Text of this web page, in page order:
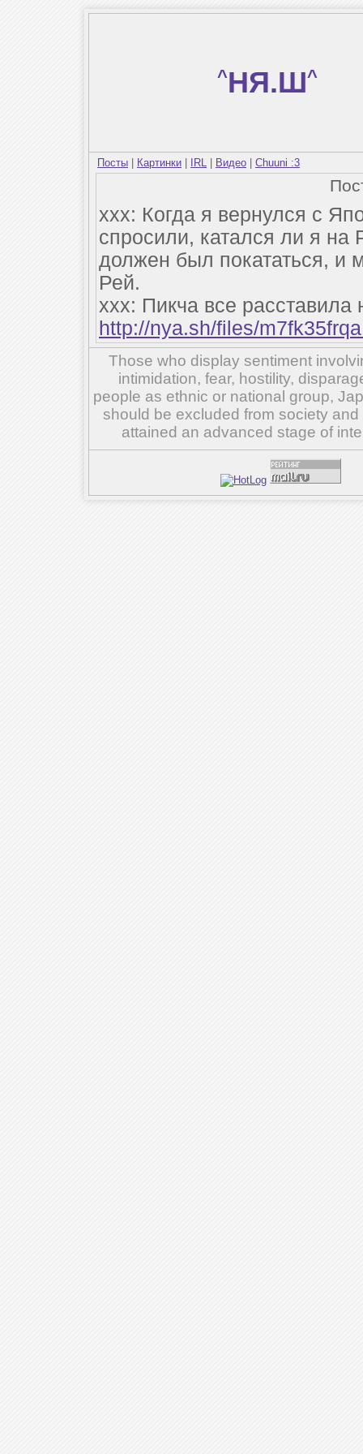
^НЯ.Ш^
Посты Картинки IRL Видео Chuuni :3
ххх: Когда я вернулся с
спросили, катался ли я
должен был покататься, и
Рей.
ххх: Пикча все расставила
http://nya.sh/files/
Those who display sentiment
intimidation, fear, hostility,
people as ethnic or national group,
should be excluded from society
attained an advanced stage of